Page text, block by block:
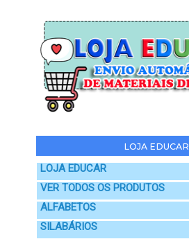
LOJA EDUCAR
LOJA EDUCAR
VER TODOS OS PRODUTOS
ALFABETOS
SILABÁRIOS